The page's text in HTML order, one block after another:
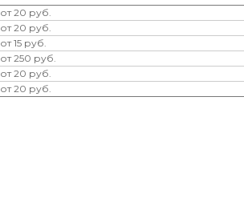
от 20 руб.
от 20 руб.
от 15 руб.
от 250 руб.
от 20 руб.
от 20 руб.